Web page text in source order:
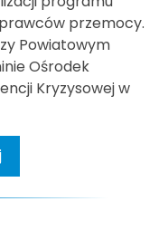
przemocy.
Powiatowym
Ośrodek
Kryzysowej w